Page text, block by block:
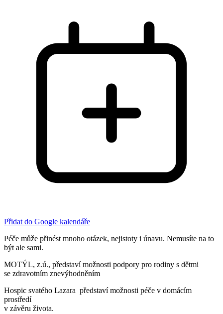
Přidat do Google kalendáře
Péče může přinést mnoho otázek, nejistoty i únavu. Nemusíte na to
být ale sami.
MOTÝL, z.ú., představí možnosti podpory pro rodiny s dětmi
se zdravotním znevýhodněním
Hospic svatého Lazara představí možnosti péče v domácím
prostředí
v závěru života.